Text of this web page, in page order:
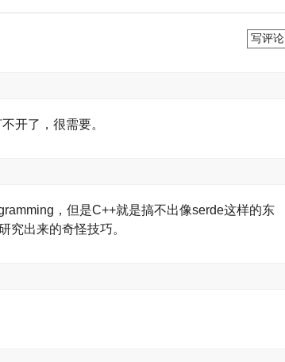
写评论
开了，很需要。
，但是C++就是搞不出像serde这样的东
究出来的奇怪技巧。